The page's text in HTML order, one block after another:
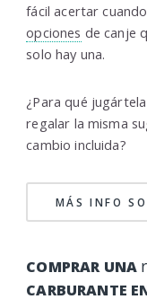
fácil acertar
opciones de canje
solo hay una.
¿Para qué
regalar la misma
cambio incluida?
MÁS INFO
COMPRAR UNA
CARBURANTE